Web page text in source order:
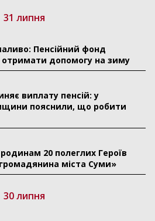
31 липня
Пенсійний фонд
допомогу на зиму
виплату пенсій: у
пояснили, що робити
20 полеглих Героїв
міста Суми»
30 липня